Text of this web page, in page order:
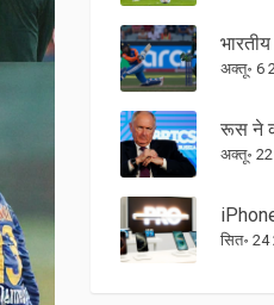
अक्तू॰ 6
अक्तू॰
सित॰